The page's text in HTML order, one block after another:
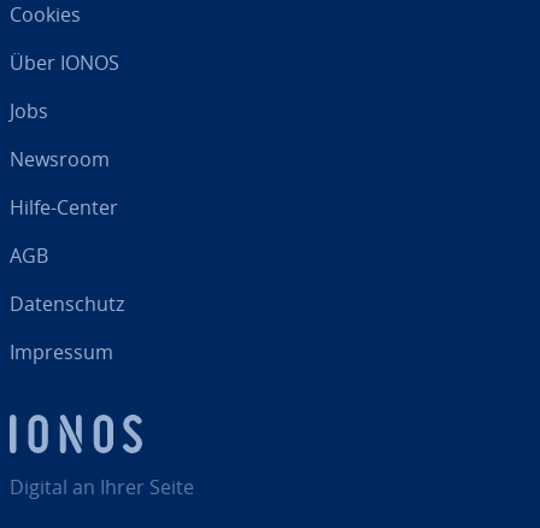
Digital an Ihrer Seite
Cookies
Über IONOS
Jobs
Newsroom
Hilfe-Center
AGB
Da­ten­schutz
Impressum